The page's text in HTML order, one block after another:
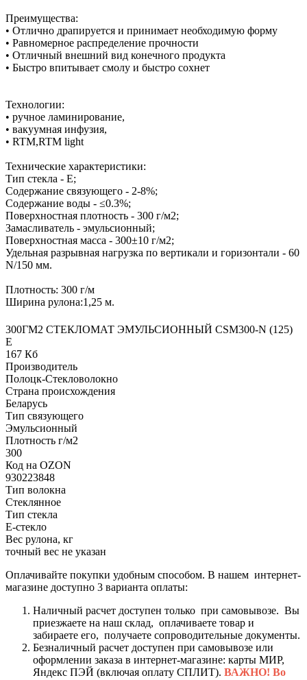
Преимущества:
• Отлично драпируется и принимает необходимую форму
• Равномерное распределение прочности
• Отличный внешний вид конечного продукта
• Быстро впитывает смолу и быстро сохнет
Технологии:
• ручное ламинирование,
• вакуумная инфузия,
• RTM,RTM light
Технические характеристики:
Тип стекла - Е;
Содержание связующего - 2-8%;
Содержание воды - ≤0.3%;
Поверхностная плотность - 300 г/м2;
Замасливатель - эмульсионный;
Поверхностная масса - 300±10 г/м2;
Удельная разрывная нагрузка по вертикали и горизонтали - 60
N/150 мм.
Плотность: 300 г/м
Ширина рулона:1,25 м.
300ГМ2 СТЕКЛОМАТ ЭМУЛЬСИОННЫЙ CSM300-N (125)
E
167 Кб
Производитель
Полоцк-Стекловолокно
Страна происхождения
Беларусь
Тип связующего
Эмульсионный
Плотность г/м2
300
Код на OZON
930223848
Тип волокна
Стеклянное
Тип стекла
Е-стекло
Вес рулона, кг
точный вес не указан
Оплачивайте покупки удобным способом. В нашем интернет-
магазине доступно 3 варианта оплаты:
Наличный расчет доступен только при самовывозе. Вы
приезжаете на наш склад, оплачиваете товар и
забираете его, получаете сопроводительные документы.
Безналичный расчет доступен при самовывозе или
оформлении заказа в интернет-магазине: карты МИР,
Яндекс ПЭЙ (включая оплату СПЛИТ). ВАЖНО! Во